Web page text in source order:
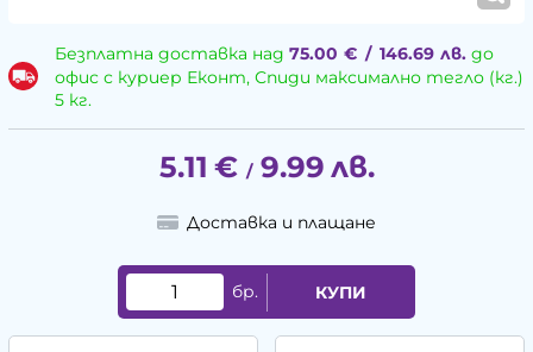
Безплатна доставка над 75.00 € / 146.69 лв.до
офис с куриер Еконт, Спиди максимално тегло (кг.)
5 кг.
5.11 € / 9.99 лв.
Доставка и плащане
бр. КУПИ